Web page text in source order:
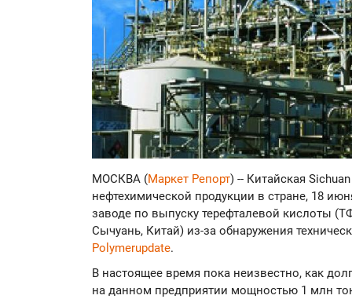
МОСКВА (Маркет Репорт) -- Китайская
нефтехимической продукции в стране, 18
заводе по выпуску терефталевой кислоты
Сычуань, Китай) из-за обнаружения
Polymerupdate.
В настоящее время пока неизвестно, как
на данном предприятии мощностью 1 млн